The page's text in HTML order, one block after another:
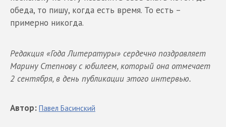
обеда, то пишу, когда есть время. То есть –
примерно никогда.
Редакция «Года Литературы» сердечно поздравляет
Марину Степнову с юбилеем, который она отмечает
2 сентября, в день публикации этого интервью.
Автор: Павел Басинский